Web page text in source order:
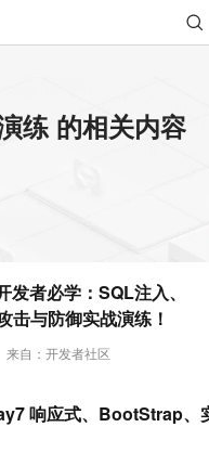
练 的相关内容
来自：开发者社区
者必学：SQL注入、
击与防御实战演练！
响应式、BootStrap、